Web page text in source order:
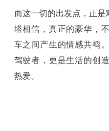
而这一切的出发点，正是
塔相信，真正的豪华，
车之间产生的情感共鸣
驾驶者，更是生活的创
热爱。